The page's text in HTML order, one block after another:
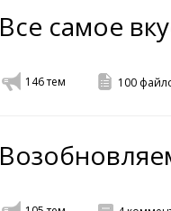
Все самое
146тем 100